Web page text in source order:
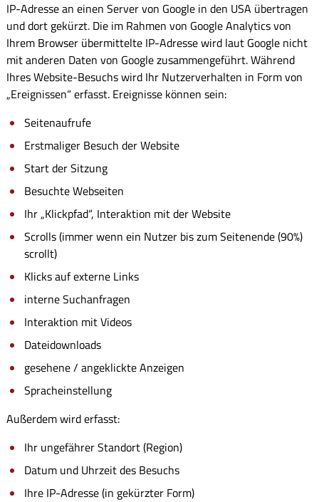
IP-Adresse an einen Server von Google in den USA übertragen
und dort gekürzt. Die im Rahmen von Google Analytics von
Ihrem Browser übermittelte IP-Adresse wird laut Google nicht
mit anderen Daten von Google zusammengeführt. Während
Ihres Website-Besuchs wird Ihr Nutzerverhalten in Form von
„Ereignissen“ erfasst. Ereignisse können sein:
Seitenaufrufe
Erstmaliger Besuch der Website
Start der Sitzung
Besuchte Webseiten
Ihr „Klickpfad“, Interaktion mit der Website
Scrolls (immer wenn ein Nutzer bis zum Seitenende (90%)
scrollt)
Klicks auf externe Links
interne Suchanfragen
Interaktion mit Videos
Dateidownloads
gesehene / angeklickte Anzeigen
Spracheinstellung
Außerdem wird erfasst:
Ihr ungefährer Standort (Region)
Datum und Uhrzeit des Besuchs
Ihre IP-Adresse (in gekürzter Form)